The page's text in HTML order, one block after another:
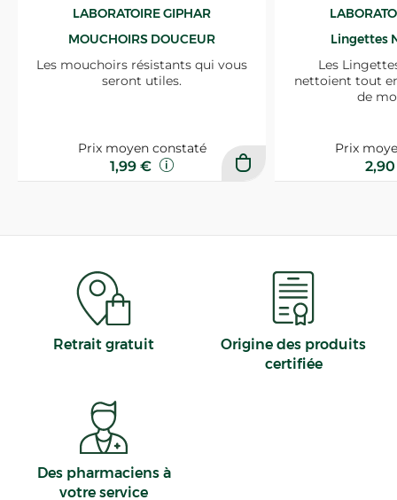
LABORATOIRE GIPHAR
MOUCHOIRS DOUCEUR
Les mouchoirs résistants qui vous
seront utiles.
Prix moyen constaté
1,99 €
Lingettes
Les
nettoient tout
de
Prix
Retrait gratuit
Origine des produits
certifiée
Des pharmaciens à
votre service